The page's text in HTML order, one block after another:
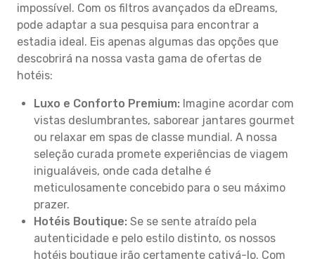
impossível. Com os filtros avançados da eDreams,
pode adaptar a sua pesquisa para encontrar a
estadia ideal. Eis apenas algumas das opções que
descobrirá na nossa vasta gama de ofertas de
hotéis:
Luxo e Conforto Premium: Imagine acordar com
vistas deslumbrantes, saborear jantares gourmet
ou relaxar em spas de classe mundial. A nossa
seleção curada promete experiências de viagem
inigualáveis, onde cada detalhe é
meticulosamente concebido para o seu máximo
prazer.
Hotéis Boutique: Se se sente atraído pela
autenticidade e pelo estilo distinto, os nossos
hotéis boutique irão certamente cativá-lo. Com